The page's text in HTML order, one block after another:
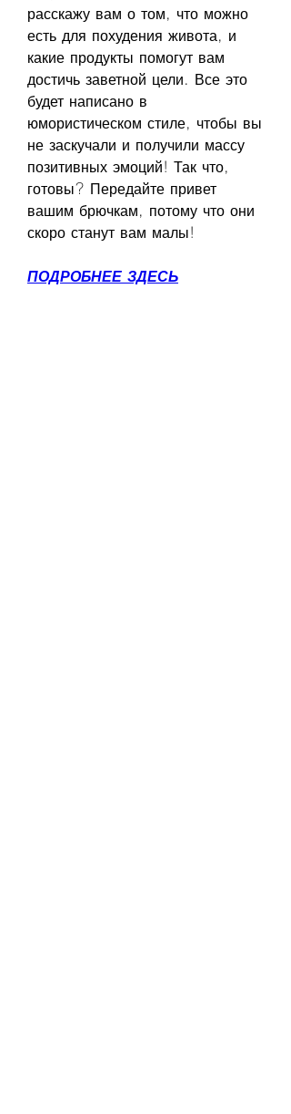
расскажу вам о том, что можно
есть для похудения живота, и
какие продукты помогут вам
достичь заветной цели. Все это
будет написано в
юмористическом стиле, чтобы вы
не заскучали и получили массу
позитивных эмоций! Так что,
готовы? Передайте привет
вашим брючкам, потому что они
скоро станут вам малы!
ПОДРОБНЕЕ ЗДЕСЬ